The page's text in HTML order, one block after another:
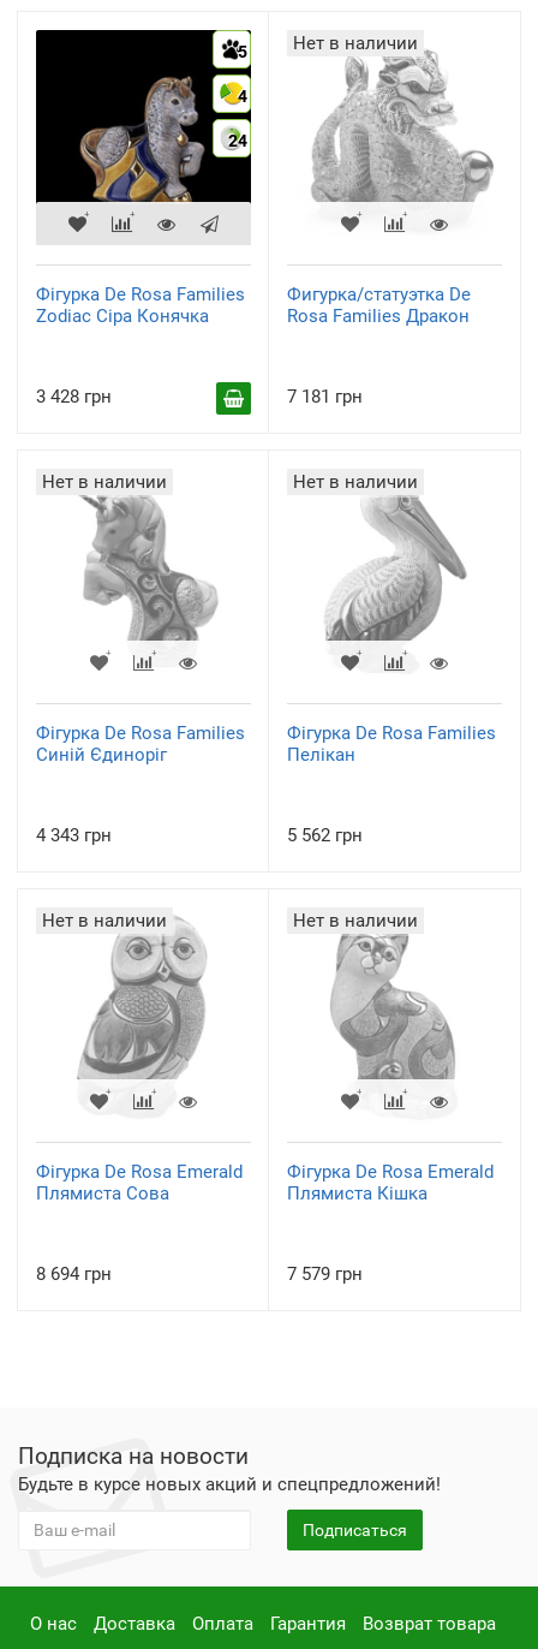
5
4
24
Фігурка De Rosa Families
Zodiac Сіра Конячка
3 428 грн
Нет в наличии
Фигурка/статуэтка De
Rosa Families Дракон
7 181 грн
Нет в наличии
Фігурка De Rosa Families
Синій Єдиноріг
4 343 грн
Нет в наличии
Фігурка De Rosa Families
Пелікан
5 562 грн
Нет в наличии
Фігурка De Rosa Emerald
Плямиста Сова
8 694 грн
Нет в наличии
Фігурка De Rosa Emerald
Плямиста Кішка
7 579 грн
Подписка на новости
Будьте в курсе новых акций и спецпредложений!
Подписаться
О нас Доставка Оплата Гарантия Возврат товара